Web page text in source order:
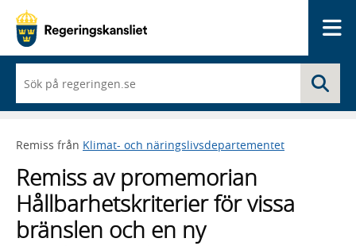
du
börjar
skriva
framträder
lista
med
sökförslag
Remiss från Klimat- och näringslivsdepartementet
Remiss av promemorian
Hållbarhetskriterier för vissa
bränslen och en ny